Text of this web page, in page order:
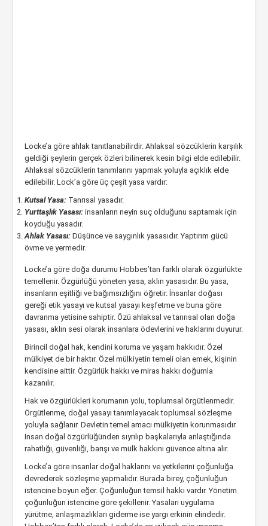
Locke’a göre ahlak tanıtlanabilirdir. Ahlaksal sözcüklerin karşılık
geldiği şeylerin gerçek özleri bilinerek kesin bilgi elde edilebilir.
Ahlaksal sözcüklerin tanımlarını yapmak yoluyla açıklık elde
edilebilir. Lock’a göre üç çeşit yasa vardır:
Kutsal Yasa: Tanrısal yasadır.
Yurttaşlık Yasası: insanların neyin suç olduğunu saptamak için
koyduğu yasadır.
Ahlak Yasası: Düşünce ve saygınlık yasasıdır. Yaptırım gücü
övme ve yermedir.
Locke’a göre doğa durumu Hobbes’tan farklı olarak özgürlükte
temellenir. Özgürlüğü yöneten yasa, aklın yasasıdır. Bu yasa,
insanların eşitliği ve bağımsızlığını öğretir. İnsanlar doğası
gereği etik yasayı ve kutsal yasayı keşfetme ve buna göre
davranma yetisine sahiptir. Özü ahlaksal ve tanrısal olan doğa
yasası, aklın sesi olarak insanlara ödevlerini ve haklarını duyurur.
Birincil doğal hak, kendini koruma ve yaşam hakkıdır. Özel
mülkiyet de bir haktır. Özel mülkiyetin temeli olan emek, kişinin
kendisine aittir. Özgürlük hakkı ve miras hakkı doğumla
kazanılır.
Hak ve özgürlükleri korumanın yolu, toplumsal örgütlenmedir.
Örgütlenme, doğal yasayı tanımlayacak toplumsal sözleşme
yoluyla sağlanır. Devletin temel amacı mülkiyetin korunmasıdır.
İnsan doğal özgürlüğünden sıyrılıp başkalarıyla anlaştığında
rahatlığı, güvenliği, barışı ve mülk hakkını güvence altına alır.
Locke’a göre insanlar doğal haklarını ve yetkilerini çoğunluğa
devrederek sözleşme yapmalıdır. Burada birey, çoğunluğun
istencine boyun eğer. Çoğunluğun temsil hakkı vardır. Yönetim
çoğunluğun istencine göre şekillenir. Yasaları uygulama
yürütme, anlaşmazlıkları giderme ise yargı erkinin elindedir.